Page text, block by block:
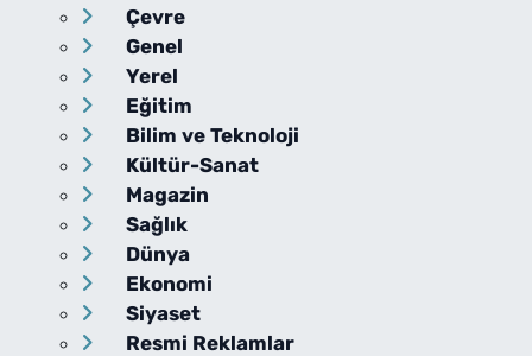
Çevre
Genel
Yerel
Eğitim
Bilim ve Teknoloji
Kültür-Sanat
Magazin
Sağlık
Dünya
Ekonomi
Siyaset
Resmi Reklamlar